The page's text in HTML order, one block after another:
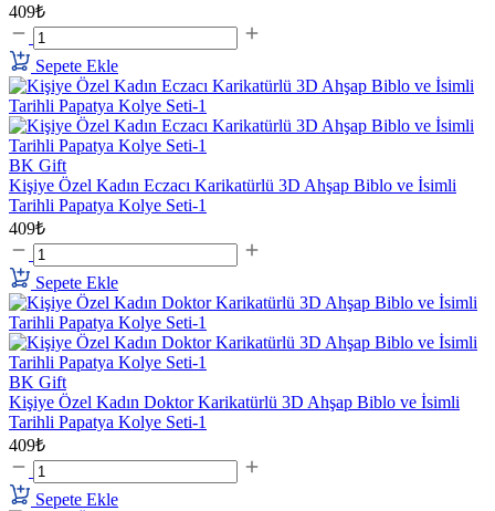
409₺
Sepete Ekle
BK Gift
Kişiye Özel Kadın Eczacı Karikatürlü 3D Ahşap Biblo ve İsimli
Tarihli Papatya Kolye Seti-1
409₺
Sepete Ekle
BK Gift
Kişiye Özel Kadın Doktor Karikatürlü 3D Ahşap Biblo ve İsimli
Tarihli Papatya Kolye Seti-1
409₺
Sepete Ekle